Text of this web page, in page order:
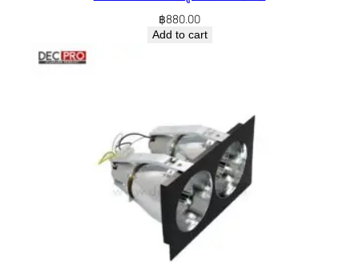
฿880.00
Add to cart